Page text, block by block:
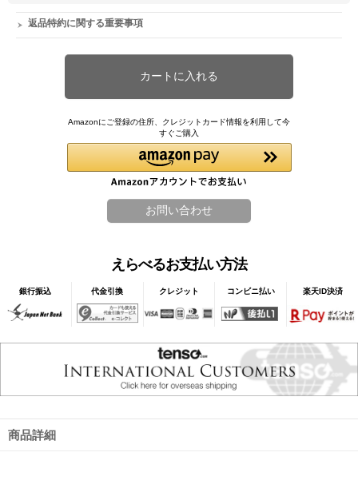
返品特約に関する重要事項
Amazonにご登録の住所、クレジットカード情報を利用して今
すぐご購入
えらべるお支払い方法
銀行振込 代金引換 クレジット コンビニ払い 楽天ID決済
商品詳細